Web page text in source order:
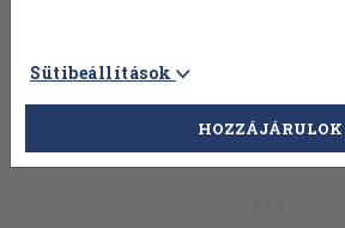
Sütibeállítások
HOZZÁJÁRULOK